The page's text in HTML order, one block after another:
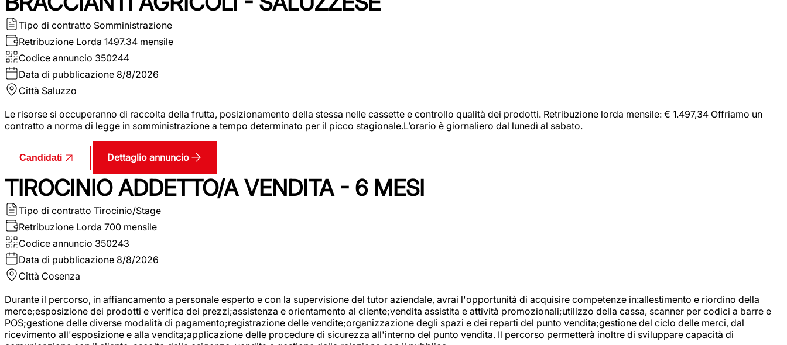
Tipo di contratto Somministrazione
Retribuzione Lorda 1497.34 mensile
Codice annuncio 350244
Data di pubblicazione 8/8/2026
Città Saluzzo
Le risorse si occuperanno di raccolta della frutta, posizionamento della stessa nelle cassette e controllo qualità dei prodotti. Retribuzione lorda mensile: € 1.497,34 Offriamo un
contratto a norma di legge in somministrazione a tempo determinato per il picco stagionale.L’orario è giornaliero dal lunedì al sabato.
Candidati Dettaglio annuncio
TIROCINIO ADDETTO/A VENDITA - 6 MESI
Tipo di contratto Tirocinio/Stage
Retribuzione Lorda 700 mensile
Codice annuncio 350243
Data di pubblicazione 8/8/2026
Città Cosenza
Durante il percorso, in affiancamento a personale esperto e con la supervisione del tutor aziendale, avrai l'opportunità di acquisire competenze in:allestimento e riordino della
merce;esposizione dei prodotti e verifica dei prezzi;assistenza e orientamento al cliente;vendita assistita e attività promozionali;utilizzo della cassa, scanner per codici a barre e
POS;gestione delle diverse modalità di pagamento;registrazione delle vendite;organizzazione degli spazi e dei reparti del punto vendita;gestione del ciclo delle merci, dal
ricevimento all'esposizione e alla vendita;applicazione delle procedure di sicurezza all'interno del punto vendita. Il percorso permetterà inoltre di sviluppare capacità di